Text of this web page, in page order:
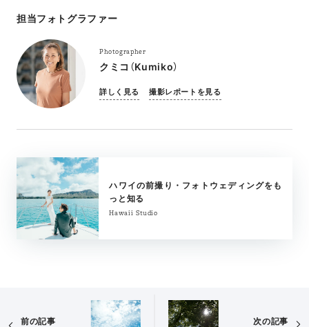
担当フォトグラファー
Photographer
クミコ（Kumiko）
詳しく見る 撮影レポートを見る
ハワイの前撮り・フォトウェディングをも
っと知る
Hawaii Studio
前の記事 次の記事